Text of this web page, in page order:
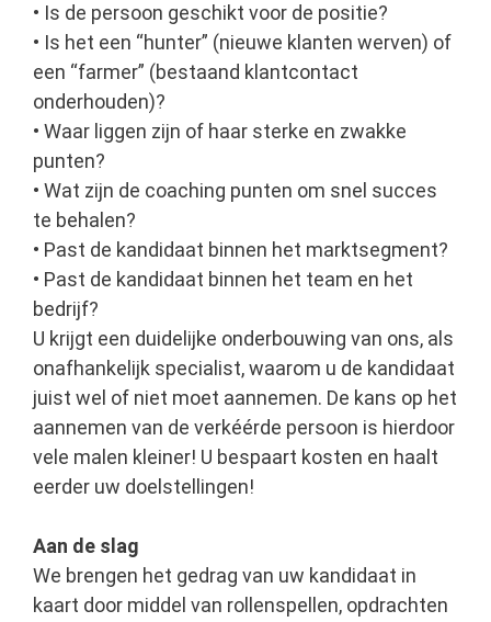
• Is de persoon geschikt voor de positie?
• Is het een “hunter” (nieuwe klanten werven) of
een “farmer” (bestaand klantcontact
onderhouden)?
• Waar liggen zijn of haar sterke en zwakke
punten?
• Wat zijn de coaching punten om snel succes
te behalen?
• Past de kandidaat binnen het marktsegment?
• Past de kandidaat binnen het team en het
bedrijf?
U krijgt een duidelijke onderbouwing van ons, als
onafhankelijk specialist, waarom u de kandidaat
juist wel of niet moet aannemen. De kans op het
aannemen van de verkéérde persoon is hierdoor
vele malen kleiner! U bespaart kosten en haalt
eerder uw doelstellingen!
Aan de slag
We brengen het gedrag van uw kandidaat in
kaart door middel van rollenspellen, opdrachten